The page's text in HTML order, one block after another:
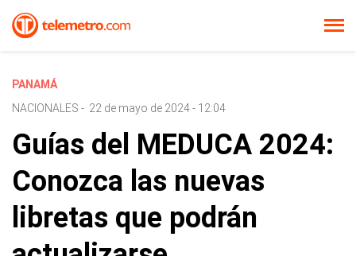
PANAMÁ
NACIONALES - 22 de mayo de 2024 - 12:04
Guías del MEDUCA 2024:
Conozca las nuevas
libretas que podrán